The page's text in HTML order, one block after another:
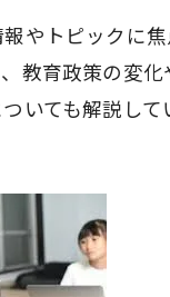
やトピックに
教育政策の変
いても解説して